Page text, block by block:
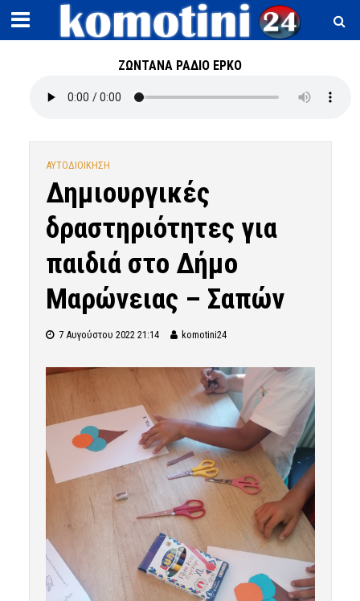
ΖΩΝΤΑΝΑ ΡΑΔΙΟ ΕΡΚΟ
ΑΥΤΟΔΙΟΙΚΗΣΗ
Δημιουργικές
δραστηριότητες για
παιδιά στο Δήμο
Μαρώνειας – Σαπών
7 Αυγούστου 2022 21:14 komotini24